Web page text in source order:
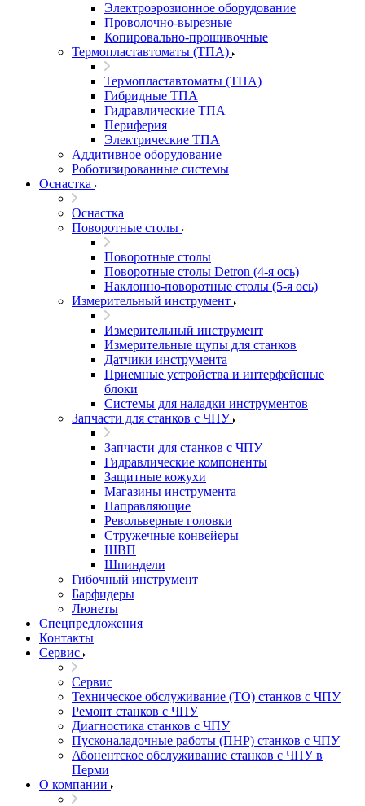
Электроэрозионное оборудование
Проволочно-вырезные
Копировально-прошивочные
Термопластавтоматы (ТПА)
Термопластавтоматы (ТПА)
Гибридные ТПА
Гидравлические ТПА
Периферия
Электрические ТПА
Аддитивное оборудование
Роботизированные системы
Оснастка
Оснастка
Поворотные столы
Поворотные столы
Поворотные столы Detron (4-я ось)
Наклонно-поворотные столы (5-я ось)
Измерительный инструмент
Измерительный инструмент
Измерительные щупы для станков
Датчики инструмента
Приемные устройства и интерфейсные
блоки
Системы для наладки инструментов
Запчасти для станков с ЧПУ
Запчасти для станков с ЧПУ
Гидравлические компоненты
Защитные кожухи
Магазины инструмента
Направляющие
Револьверные головки
Стружечные конвейеры
ШВП
Шпиндели
Гибочный инструмент
Барфидеры
Люнеты
Спецпредложения
Контакты
Сервис
Сервис
Техническое обслуживание (ТО) станков с ЧПУ
Ремонт станков с ЧПУ
Диагностика станков с ЧПУ
Пусконаладочные работы (ПНР) станков с ЧПУ
Абонентское обслуживание станков с ЧПУ в
Перми
О компании